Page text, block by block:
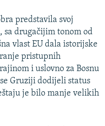
predstavila svoj
sa drugačijim tonom od
vlast EU dala istorijske
pristupnih
i uslovno za Bosnu
Gruziji dodijeli status
je bilo manje velikih